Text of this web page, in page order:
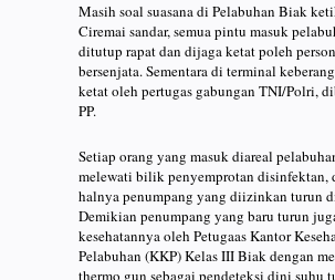
Masih soal suasana di Pelabuhan Biak
Ciremai sandar, semua pintu masuk
ditutup rapat dan dijaga ketat poleh
bersenjata. Sementara di terminal
ketat oleh pertugas gabungan TNI/Polri,
PP.
Setiap orang yang masuk diareal
melewati bilik penyemprotan disinfektan,
halnya penumpang yang diizinkan turun
Demikian penumpang yang baru turun
kesehatannya oleh Petugaas Kantor
Pelabuhan (KKP) Kelas III Biak dengan
thermo gun sebagai pendeteksi dini suhu